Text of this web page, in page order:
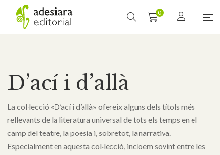
0
D’ací i d’allà
La col·lecció «D’ací i d’allà» ofereix alguns dels títols més
rellevants de la literatura universal de tots els temps en el
camp del teatre, la poesia i, sobretot, la narrativa.
Especialment en aquesta col·lecció, incloem sovint entre les